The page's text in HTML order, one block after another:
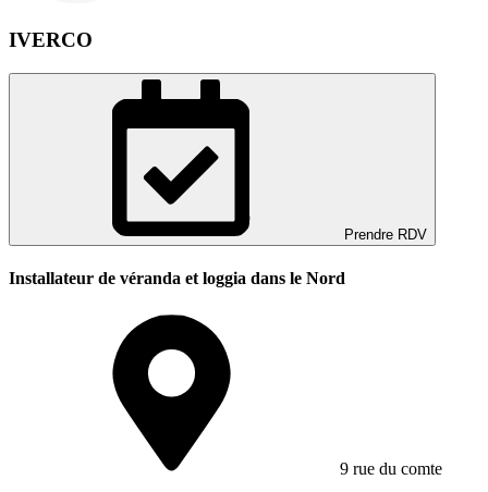
IVERCO
Prendre RDV
Installateur de véranda et loggia dans le Nord
9 rue du comte